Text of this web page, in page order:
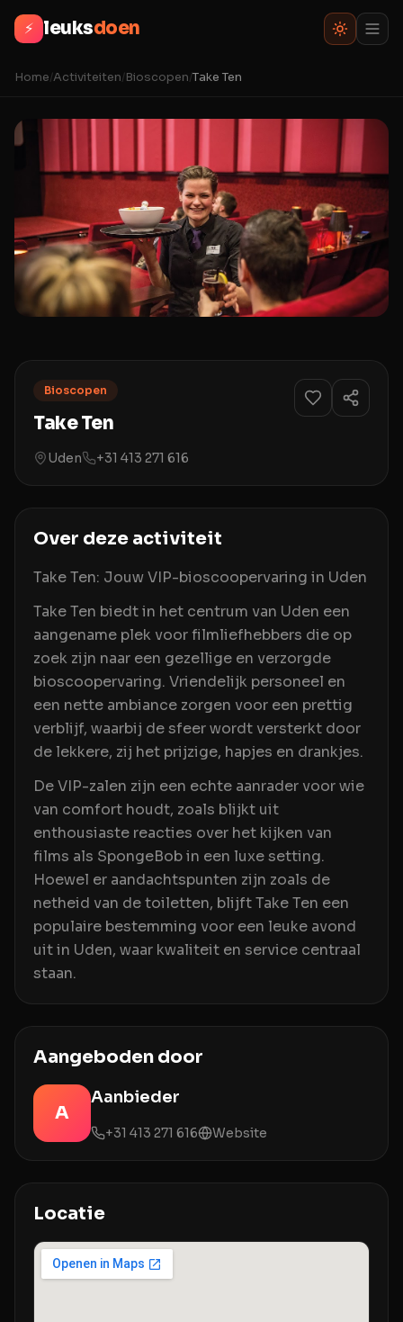
⚡ leuksdoen
Home/Activiteiten/Bioscopen/Take Ten
Bioscopen
Take Ten
Uden +31 413 271 616
Over deze activiteit
Take Ten: Jouw VIP-bioscoopervaring in Uden
Take Ten biedt in het centrum van Uden een
aangename plek voor filmliefhebbers die op
zoek zijn naar een gezellige en verzorgde
bioscoopervaring. Vriendelijk personeel en
een nette ambiance zorgen voor een prettig
verblijf, waarbij de sfeer wordt versterkt door
de lekkere, zij het prijzige, hapjes en drankjes.
De VIP-zalen zijn een echte aanrader voor wie
van comfort houdt, zoals blijkt uit
enthousiaste reacties over het kijken van
films als SpongeBob in een luxe setting.
Hoewel er aandachtspunten zijn zoals de
netheid van de toiletten, blijft Take Ten een
populaire bestemming voor een leuke avond
uit in Uden, waar kwaliteit en service centraal
staan.
Aangeboden door
A
Aanbieder
+31 413 271 616 Website
Locatie